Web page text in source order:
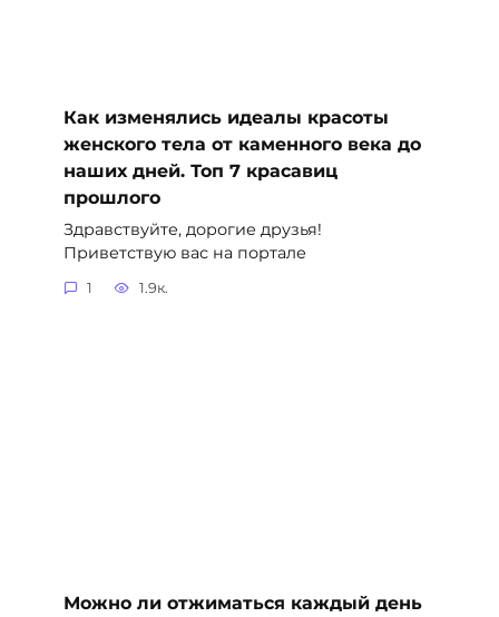
Как изменялись идеалы красоты
женского тела от каменного века до
наших дней. Топ 7 красавиц
прошлого
Здравствуйте, дорогие друзья!
Приветствую вас на портале
1 1.9к.
Можно ли отжиматься каждый день